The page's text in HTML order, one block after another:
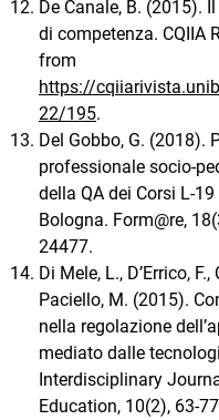
De Canale, B. (2015).
di competenza. CQIIA
from
https://
22/195.
Del Gobbo, G. (2018).
professionale socio-
della QA dei Corsi L-
Bologna. Form@re,
24477.
Di Mele, L., D’Errico,
Paciello, M. (2015).
nella regolazione
mediato dalle
Interdisciplinary
Education, 10(2), 63-